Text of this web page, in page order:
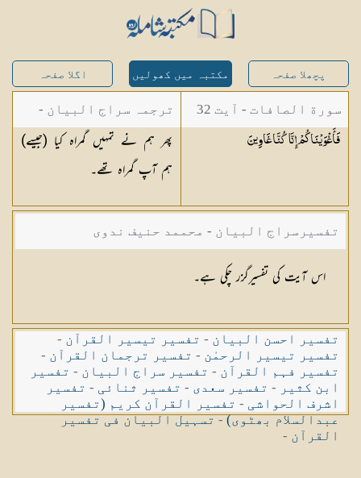
پچھلا صفحہ مکتبہ میں کھولیں اگلا صفحہ
سورة الصافات - آیت 32
فَأَغْوَيْنَاكُمْ إِنَّا كُنَّاغَاوِينَ
ترجمہ سراج البیان -
مستفاد از ترجمتین
شاہ عبدالقادر دھلوی/
شاہ رفیع الدین دھلوی
پھر ہم نے تمہیں گمراہ کیا (جیسے)
ہم آپ گمراہ تھے۔
تفسیرسراج البیان - محممد حنیف ندوی
اس آیت کی تفسیرگزر چکی ہے۔
تفسیر احسن البیان - تفسیر تیسیر القرآن -
تفسیر تیسیر الرحمٰن - تفسیر ترجمان القرآن -
تفسیر فہم القرآن - تفسیر سراج البیان - تفسیر
ابن کثیر - تفسیر سعدی - تفسیر ثنائی - تفسیر
اشرف الحواشی - تفسیر القرآن کریم (تفسیر
عبدالسلام بھٹوی)-تسہیل البیان فی تفسیر
القرآن -